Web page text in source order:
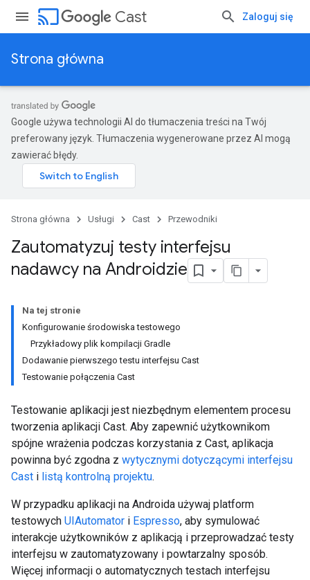
cast Cast Zaloguj się
Strona główna
Google używa technologii AI do tłumaczenia treści na Twój
preferowany język. Tłumaczenia wygenerowane przez AI mogą
zawierać błędy.
Strona główna Usługi Cast Przewodniki
Zautomatyzuj testy interfejsu
nadawcy na Androidzie
Na tej stronie
Konfigurowanie środowiska testowego
Przykładowy plik kompilacji Gradle
Dodawanie pierwszego testu interfejsu Cast
Testowanie połączenia Cast
Testowanie aplikacji jest niezbędnym elementem procesu
tworzenia aplikacji Cast. Aby zapewnić użytkownikom
spójne wrażenia podczas korzystania z Cast, aplikacja
powinna być zgodna z wytycznymi dotyczącymi interfejsu
Cast i listą kontrolną projektu.
W przypadku aplikacji na Androida używaj platform
testowych UIAutomator i Espresso, aby symulować
interakcje użytkowników z aplikacją i przeprowadzać testy
interfejsu w zautomatyzowany i powtarzalny sposób.
Więcej informacji o automatycznych testach interfejsu